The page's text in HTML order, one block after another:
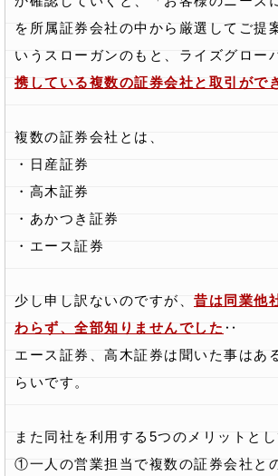
を所属証券会社の中から厳選してご提
いうスローガンのもと、ライズグロー
携している複数の証券会社と取引がで
複数の証券会社とは、
・日産証券
・高木証券
・あかつき証券
・エース証券
少し申し訳ないのですが、 昔は同業他
わらず、全部知りませんでした ‥
エース証券、高木証券は聞いた事はあ
らいです。
また同社を利用する5つのメリットとし
①一人の営業担当で複数の証券会社と